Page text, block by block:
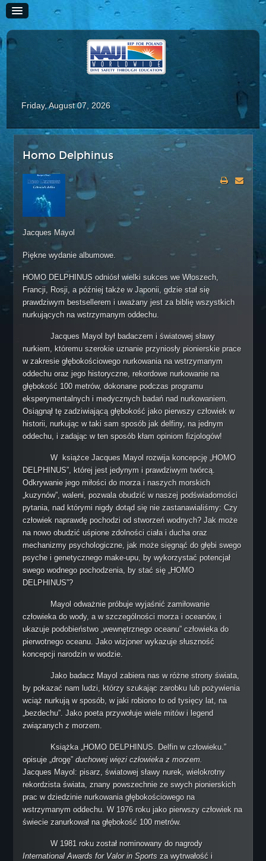
Friday, August 07, 2026
HOME
HISTORIA
SZKOLENIE
Kursy Rekreacyjne
Scuba Diver
Advanced Scuba Diver
Adaptive Scuba Diver
Rescue Scuba Diver
Training Assistant
Master Scuba Diver
Dry Suit Diver
Deep Diver
Night Diver
Underwater Enviroment Diver
Nitrox Diver
Underwater Photographer
Search and Recovery Diver
Wreck Diver
Underwater Ecologist
Underwater Archaeologist
Kursy Techniczne
Intro to Technical Diving
Ice Diver
Technical Decompression Diver
Helitrox Diver
Trimix Diver
Extreme Exposure Diver
Technical Support Leader
SCR Diver
CCR Diver
CCR Mixed Gas
Mixed Gas Blender and OST
Cavern Diver
Cave Diver Level I
Cave Diver Level II
Cave Guide
DPVT Diver
Homo Delphinus
Jacques Mayol
Piękne wydanie albumowe.
HOMO DELPHINUS odniósł wielki sukces we Włoszech,
Francji, Rosji, a później także w Japonii, gdzie stał się
prawdziwym bestsellerem i uważany jest za biblię wszystkich
nurkujących na wstrzymanym oddechu.
Jacques Mayol był badaczem i światowej sławy
nurkiem, któremu szerokie uznanie przyniosły pionierskie prace
w zakresie głębokościowego nurkowania na wstrzymanym
oddechu oraz jego historyczne, rekordowe nurkowanie na
głębokość 100 metrów, dokonane podczas programu
eksperymentalnych i medycznych badań nad nurkowaniem.
Osiągnął tę zadziwiającą głębokość jako pierwszy człowiek w
historii, nurkując w taki sam sposób jak delfiny, na jednym
oddechu, i zadając w ten sposób kłam opiniom fizjologów!
W książce Jacques Mayol rozwija koncepcję „HOMO
DELPHINUS”, której jest jedynym i prawdziwym twórcą.
Odkrywanie jego miłości do morza i naszych morskich
„kuzynów”, waleni, pozwala obudzić w naszej podświadomości
pytania, nad którymi nigdy dotąd się nie zastanawialiśmy: Czy
człowiek naprawdę pochodzi od stworzeń wodnych? Jak może
na nowo obudzić uśpione zdolności ciała i ducha oraz
mechanizmy psychologiczne, jak może sięgnąć do głębi swego
psyche i genetycznego make-upu, by wykorzystać potencjał
swego wodnego pochodzenia, by stać się „HOMO
DELPHINUS”?
Mayol odważnie próbuje wyjaśnić zamiłowanie
człowieka do wody, a w szczególności morza i oceanów, i
ukazuje podobieństwo „wewnętrznego oceanu” człowieka do
pierwotnego oceanu. Jako wizjoner wykazuje słuszność
koncepcji narodzin w wodzie.
Jako badacz Mayol zabiera nas w różne strony świata,
by pokazać nam ludzi, którzy szukając zarobku lub pożywienia
wciąż nurkują w sposób, w jaki robiono to od tysięcy lat, na
„bezdechu”. Jako poeta przywołuje wiele mitów i legend
związanych z morzem.
Książka „HOMO DELPHINUS. Delfin w człowieku.”
opisuje „drogę” duchowej więzi człowieka z morzem.
Jacques Mayol: pisarz, światowej sławy nurek, wielokrotny
rekordzista świata, znany powszechnie ze swych pionierskich
prac w dziedzinie nurkowania głębokościowego na
wstrzymanym oddechu. W 1976 roku jako pierwszy człowiek na
świecie zanurkował na głębokość 100 metrów.
W 1981 roku został nominowany do nagrody
International Awards for Valor in Sports za wytrwałość i